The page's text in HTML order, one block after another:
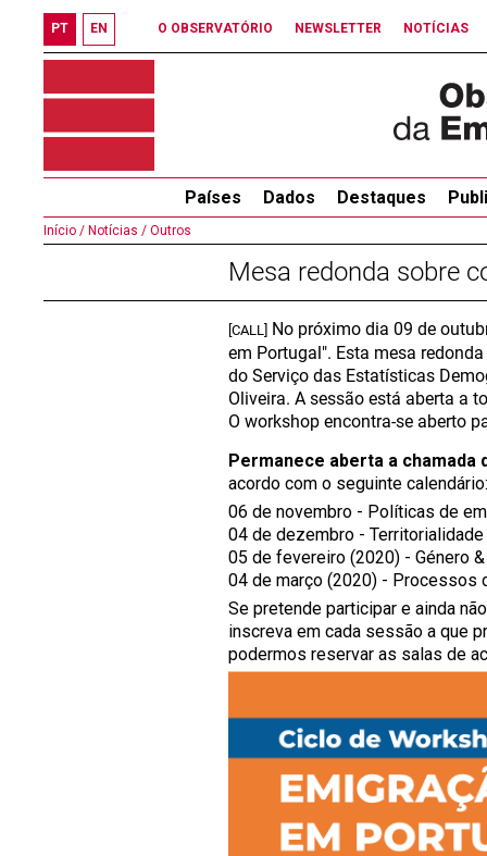
PT EN O OBSERVATÓRIO NEWSLETTER NOTÍCIAS
Países Dados Destaques
Início / Notícias / Outros
Mesa redonda sobre
[CALL] No próximo dia 09 de
em Portugal". Esta mesa
do Serviço das Estatísticas
Oliveira. A sessão está aberta a
O workshop encontra-se aberto
Permanece aberta a
acordo com o seguinte calendário:
06 de novembro - Políticas de
04 de dezembro -
05 de fevereiro (2020) - Género
04 de março (2020) - Processos
Se pretende participar e ainda
inscreva em cada sessão a que
podermos reservar as salas de